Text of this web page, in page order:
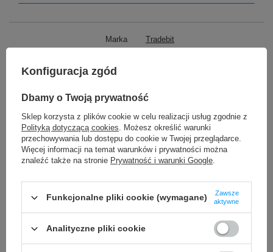
2K - 165Hz
Nowoczesny standard DisplayPort 1.4
⭐Obsługa rozdzielczości 8K przy odświeżaniu 60Hz
⭐najwyższy standard DisplayPort 1.4
⭐Dynamiczny HDR
Marka Tradebit
Gwarancja
Długość
Typ złącza displayport - displayport
TO MOŻE CIĘ ZAINTERESOWAĆ
Pasta termoprzewodząca Natec Husky 1g
4,90 zł / szt.
Naklejki nalepki na klawiaturę laptopa PC QWERTY US polski
Konfiguracja zgód
Dbamy o Twoją prywatność
Sklep korzysta z plików cookie w celu realizacji usług zgodnie z
Polityką dotyczącą cookies. Możesz określić warunki
przechowywania lub dostępu do cookie w Twojej przeglądarce.
Więcej informacji na temat warunków i prywatności można
znaleźć także na stronie Prywatność i warunki Google.
Funkcjonalne pliki cookie (wymagane)
Zawsze
aktywne
Analityczne pliki cookie